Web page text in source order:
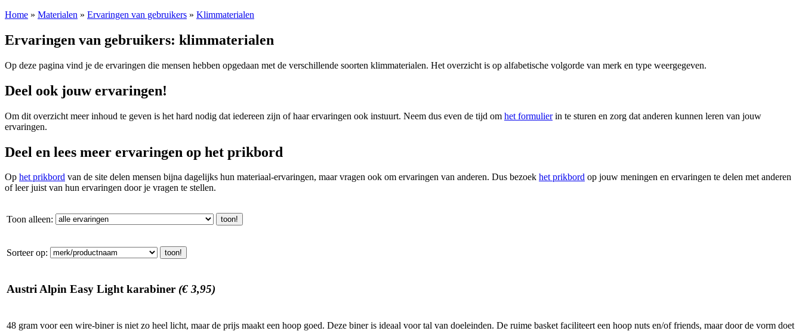
Home » Materialen » Ervaringen van gebruikers » Klimmaterialen
Ervaringen van gebruikers: klimmaterialen
Op deze pagina vind je de ervaringen die mensen hebben opgedaan met de verschillende soorten klimmaterialen. Het overzicht is op alfabetische volgorde van merk en type weergegeven.
Deel ook jouw ervaringen!
Om dit overzicht meer inhoud te geven is het hard nodig dat iedereen zijn of haar ervaringen ook instuurt. Neem dus even de tijd om het formulierin te sturen en zorg dat anderen kunnen leren van jouw
ervaringen.
Deel en lees meer ervaringen op het prikbord
Op het prikbord van de site delen mensen bijna dagelijks hun materiaal-ervaringen, maar vragen ook om ervaringen van anderen. Dus bezoek het prikbord op jouw meningen en ervaringen te delen met anderen
of leer juist van hun ervaringen door je vragen te stellen.
Toon alleen:
Sorteer op:
Austri Alpin Easy Light karabiner (€ 3,95)
48 gram voor een wire-biner is niet zo heel licht, maar de prijs maakt een hoop goed. Deze biner is ideaal voor tal van doeleinden. De ruime basket faciliteert een hoop nuts en/of friends, maar door de vorm doet